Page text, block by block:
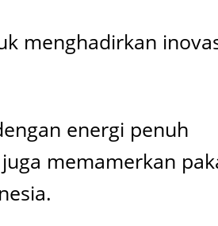
menghadirkan
energi penuh
memamerkan